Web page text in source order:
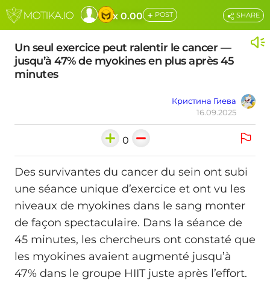
x 0.00 + POST
Un seul exercice peut ralentir le cancer —
jusqu’à 47% de myokines en plus après 45
minutes
Кристина Гиева
16.09.2025
SHARE
0
Des survivantes du cancer du sein ont subi
une séance unique d’exercice et ont vu les
niveaux de myokines dans le sang monter
de façon spectaculaire. Dans la séance de
45 minutes, les chercheurs ont constaté que
les myokines avaient augmenté jusqu’à
47% dans le groupe HIIT juste après l’effort.